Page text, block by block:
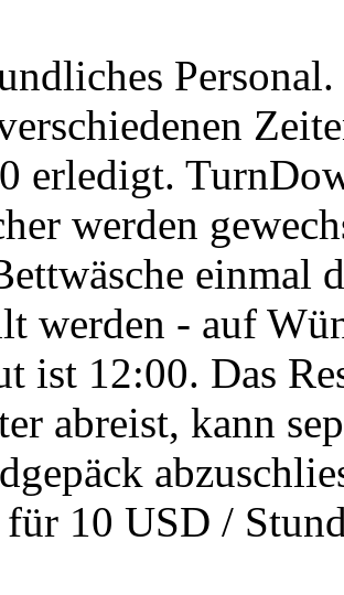
erledigt.
werden
einmal
werden - auf
ist 12:00. Das
abreist, kann
10 USD /